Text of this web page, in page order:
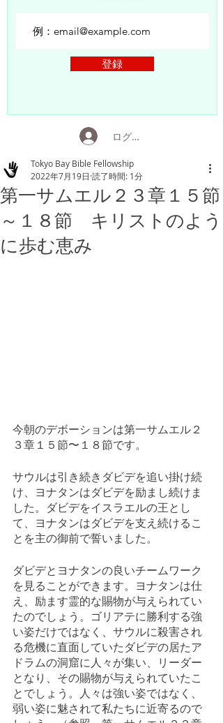
登録
ログイン
第一サムエル２３章１５節
～１８節 キリストのよう
に歩む恵み
Tokyo Bay Bible Fellowship
2022年7月19日 読了時間: 1分
今朝のデボーションは第一サムエル２
３章１５節〜１８節です。
サウルは引き続きダビデを追い掛け続
け、ヨナタンはダビデを励まし続けま
した。ダビデをイスラエルの王とし
て、ヨナタンはダビデを支え続けるこ
とを主の御前で誓いました。
ダビデとヨナタンの良いチームワーク
を見ることができます。ヨナタンは仕
え、励ます霊的な賜物が与えられてい
たのでしょう。ゴリアテに勝利する強
い姿だけではなく、サウルに殺害され
る危機に直面していたダビデの居たア
ドラムの洞窟に人々が集い、リーダー
となり、その賜物が与えられていたこ
とでしょう。人々は強い姿ではなく、
弱い姿に魅されて私たちに近寄るので